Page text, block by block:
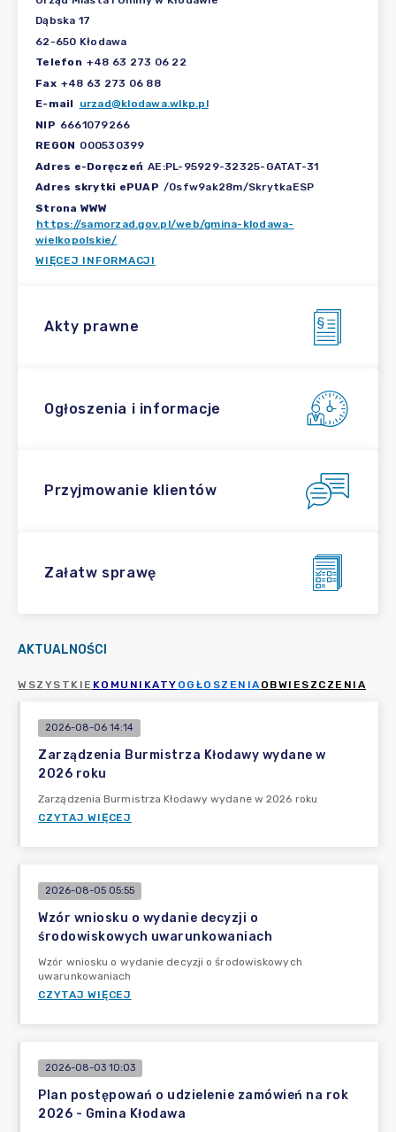
Dąbska 17
62-650 Kłodawa
Telefon +48 63 273 06 22
Fax +48 63 273 06 88
E-mail
urzad@klodawa.wlkp.pl
NIP 6661079266
REGON 000530399
Adres e-Doręczeń AE:PL-95929-32325-GATAT-31
Adres skrytki ePUAP /0sfw9ak28m/SkrytkaESP
Strona WWW
https://samorzad.gov.pl/web/gmina-klodawa-
wielkopolskie/
WIĘCEJ INFORMACJI
Akty prawne
Ogłoszenia i informacje
Przyjmowanie klientów
Załatw sprawę
AKTUALNOŚCI
WSZYSTKIE KOMUNIKATY OGŁOSZENIA OBWIESZCZENIA
2026-08-06 14:14
Zarządzenia Burmistrza Kłodawy wydane w
2026 roku
Zarządzenia Burmistrza Kłodawy wydane w 2026 roku
CZYTAJ WIĘCEJ
2026-08-05 05:55
Wzór wniosku o wydanie decyzji o
środowiskowych uwarunkowaniach
Wzór wniosku o wydanie decyzji o środowiskowych
uwarunkowaniach
CZYTAJ WIĘCEJ
2026-08-03 10:03
Plan postępowań o udzielenie zamówień na rok
2026 - Gmina Kłodawa